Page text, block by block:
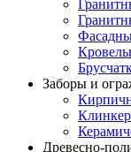
Заборы и
Древесно-